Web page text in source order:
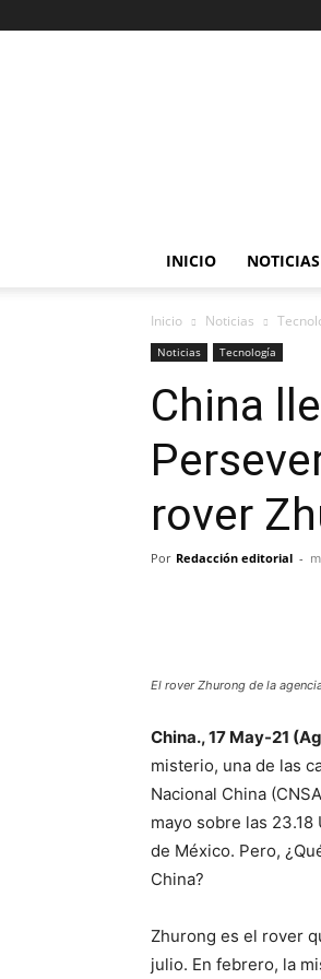
INICIO NOTICIAS
Inicio Noticias
Noticias Tecnología
China
rover
Por Redacción editorial -
El rover Zhurong de la
China., 17 May-21
misterio, una de las
Nacional China
mayo sobre las 23.18
de México. Pero,
China?
Zhurong es el rover
julio. En febrero, la